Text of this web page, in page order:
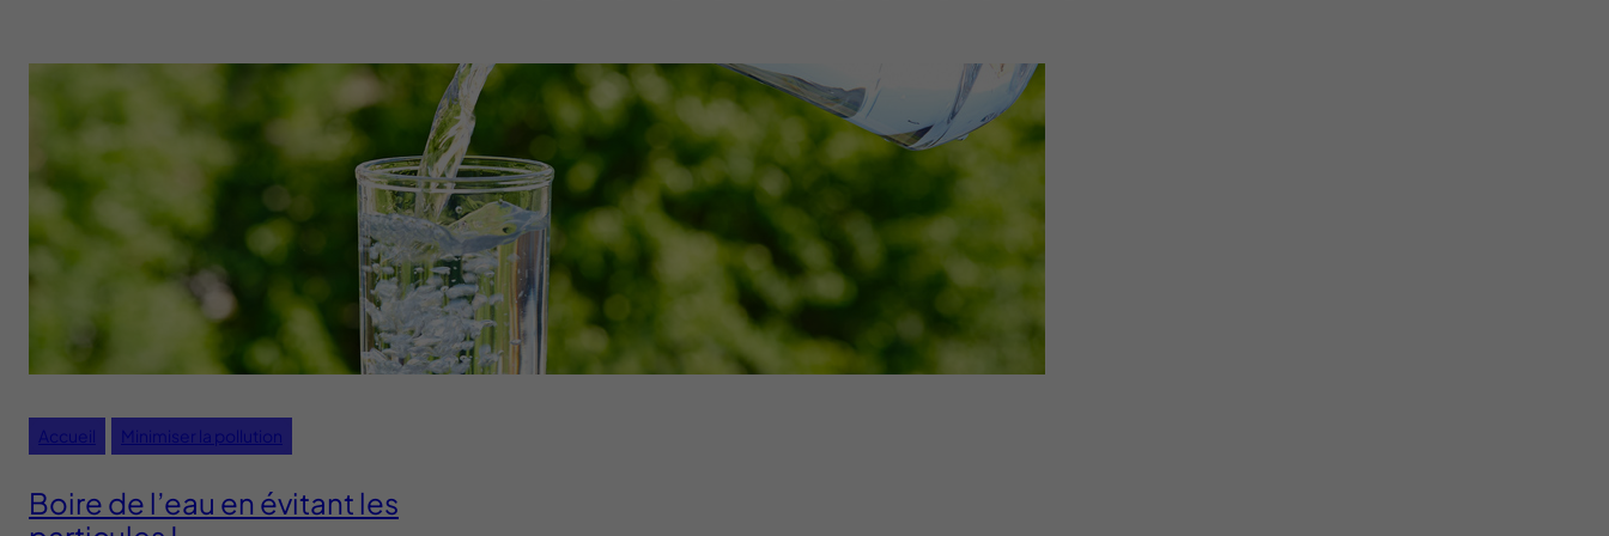
Accueil Minimiser la pollution
Boire de l’eau en évitant les